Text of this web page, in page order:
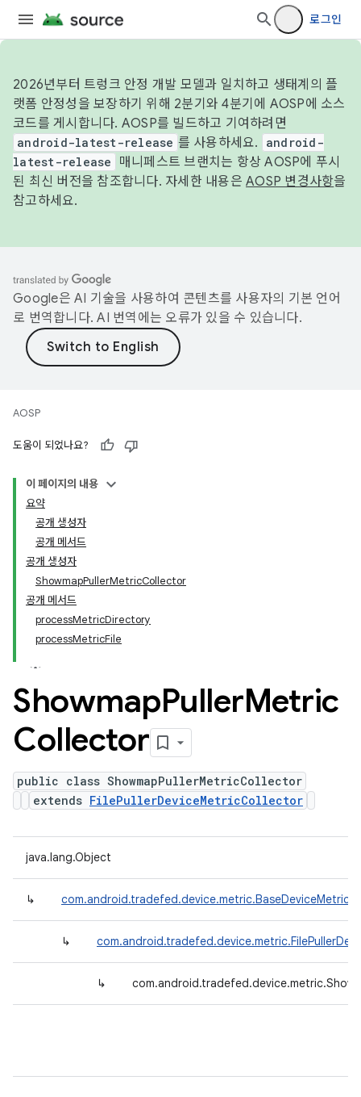
로그인
2026년부터 트렁크 안정 개발 모델과 일치하고 생태계의 플
랫폼 안정성을 보장하기 위해 2분기와 4분기에 AOSP에 소스
코드를 게시합니다. AOSP를 빌드하고 기여하려면
android-latest-release 를 사용하세요.
android-
latest-release
매니페스트 브랜치는 항상 AOSP에 푸시
된 최신 버전을 참조합니다. 자세한 내용은 AOSP 변경사항을
참고하세요.
Google은 AI 기술을 사용하여 콘텐츠를 사용자의 기본 언어
로 번역합니다. AI 번역에는 오류가 있을 수 있습니다.
AOSP
도움이 되었나요?
이 페이지의 내용
요약
공개 생성자
공개 메서드
공개 생성자
ShowmapPullerMetricCollector
공개 메서드
processMetricDirectory
processMetricFile
ShowmapPullerMetric
Collector
public class ShowmapPullerMetricCollector
extends FilePullerDeviceMetricCollector
java.lang.Object
↳
↳
↳